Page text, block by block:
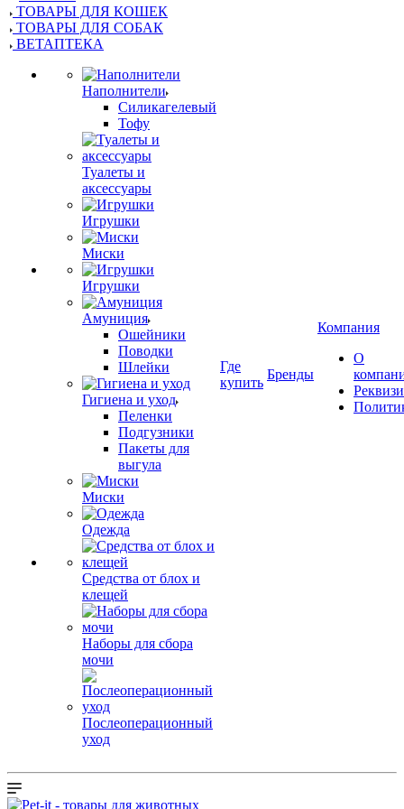
ТОВАРЫ ДЛЯ КОШЕК
ТОВАРЫ ДЛЯ СОБАК
ВЕТАПТЕКА
Наполнители
Силикагелевый
Тофу
Туалеты и
аксессуары
Игрушки
Миски
Игрушки
Амуниция
Ошейники
Поводки
Шлейки
Гигиена и уход
Пеленки
Подгузники
Пакеты для
выгула
Миски
Одежда
Средства от блох и
клещей
Наборы для сбора
мочи
Послеоперационный
уход
Где
купить
Бренды
Компания
О